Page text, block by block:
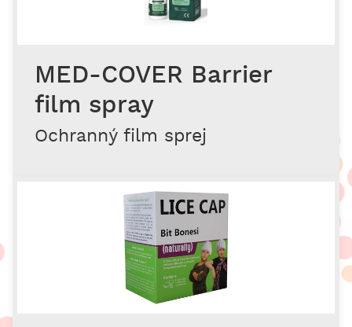
MED-COVER Barrier
film spray
Ochranný film sprej